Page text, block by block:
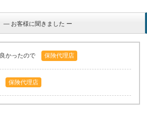
― お客様に聞きました ー
かったので 保険代理店
保険代理店